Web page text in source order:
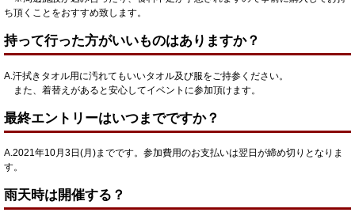
ち頂くことをおすすめ致します。
持って行った方がいいものはありますか？
A.汗拭きタオル用に汚れてもいいタオル及び服をご持参ください。
また、着替えがあると安心してイベントに参加頂けます。
最終エントリーはいつまでですか？
A.2021年10月3日(月)までです。参加費用のお支払いは翌日が締め切りとなりま
す。
雨天時は開催する？